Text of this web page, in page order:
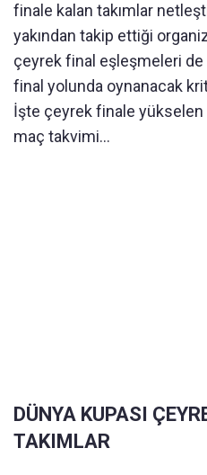
finale kalan takımlar
yakından takip ettiği
çeyrek final eşleşmeleri de
final yolunda oynanacak
İşte çeyrek finale
maç takvimi...
DÜNYA KUPASI
TAKIMLAR